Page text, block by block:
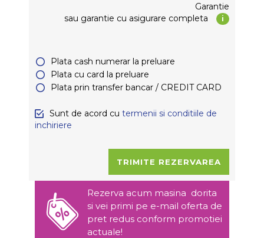
Garantie
sau garantie cu asigurare completa i
Plata cash numerar la preluare
Plata cu card la preluare
Plata prin transfer bancar / CREDIT CARD
Sunt de acord cu termenii si conditiile de
inchiriere
Rezerva acum masina dorita
si vei primi pe e-mail oferta de
pret redus conform promotiei
actuale!